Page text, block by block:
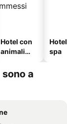
Hotel con
animali
spa
a